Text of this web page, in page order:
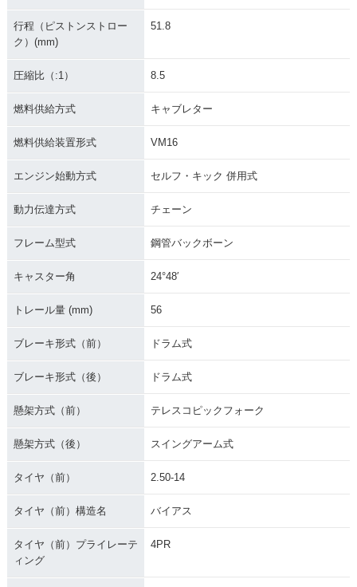
行程（ピストンストロー
ク）(mm)
51.8
圧縮比（:1） 8.5
燃料供給方式 キャブレター
燃料供給装置形式 VM16
エンジン始動方式 セルフ・キック 併用式
動力伝達方式 チェーン
フレーム型式 鋼管バックボーン
キャスター角 24°48′
トレール量 (mm) 56
ブレーキ形式（前） ドラム式
ブレーキ形式（後） ドラム式
懸架方式（前） テレスコピックフォーク
懸架方式（後） スイングアーム式
タイヤ（前） 2.50-14
タイヤ（前）構造名 バイアス
タイヤ（前）プライレーテ
ィング
4PR